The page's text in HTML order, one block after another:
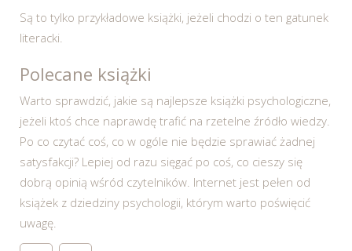
Są to tylko przykładowe książki, jeżeli chodzi o ten gatunek
literacki.
Polecane książki
Warto sprawdzić, jakie są najlepsze książki psychologiczne,
jeżeli ktoś chce naprawdę trafić na rzetelne źródło wiedzy.
Po co czytać coś, co w ogóle nie będzie sprawiać żadnej
satysfakcji? Lepiej od razu sięgać po coś, co cieszy się
dobrą opinią wśród czytelników. Internet jest pełen od
książek z dziedziny psychologii, którym warto poświęcić
uwagę.